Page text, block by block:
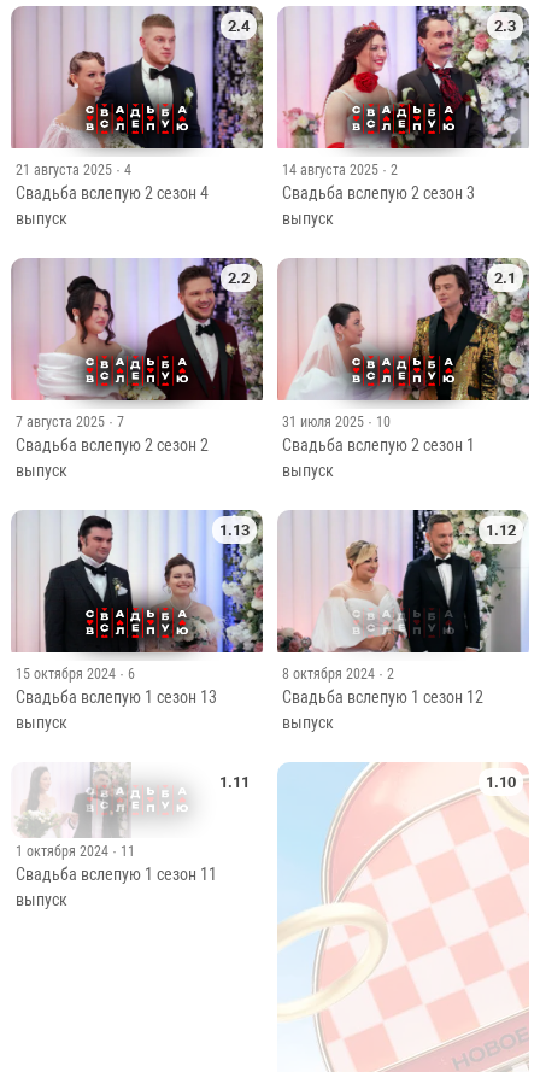
2.4
21 августа 2025 · 4
Свадьба вслепую 2 сезон 4
выпуск
2.3
14 августа 2025 · 2
Свадьба вслепую 2 сезон 3
выпуск
2.2
7 августа 2025 · 7
Свадьба вслепую 2 сезон 2
выпуск
2.1
31 июля 2025 · 10
Свадьба вслепую 2 сезон 1
выпуск
1.13
15 октября 2024 · 6
Свадьба вслепую 1 сезон 13
выпуск
1.12
8 октября 2024 · 2
Свадьба вслепую 1 сезон 12
выпуск
1.11 1.10
24 сентября 2024
Свадьба вслепую 1 сезон 10